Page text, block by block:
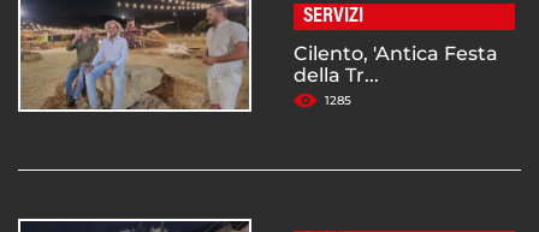
SERVIZI
Cilento, 'Antica Festa
della Tr...
1285